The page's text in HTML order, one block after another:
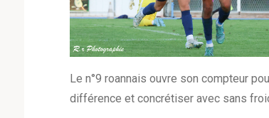
Le n°9 roannais ouvre son compteur
différence et concrétiser avec sans